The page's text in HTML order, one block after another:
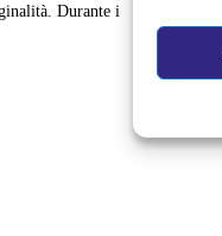
Durante i